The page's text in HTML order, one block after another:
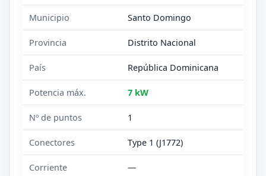
Municipio Santo Domingo
Provincia Distrito Nacional
País República Dominicana
Potencia máx. 7 kW
Nº de puntos 1
Conectores Type 1 (J1772)
Corriente —